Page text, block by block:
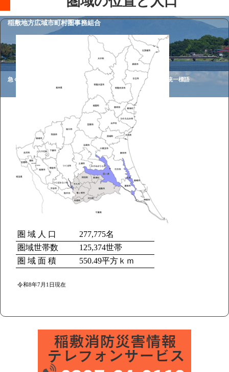
稲敷地方広域市町村圏事務組合
急ぐ日も 足止め火を止め 準備よし 令和7年度全国防火統一標語